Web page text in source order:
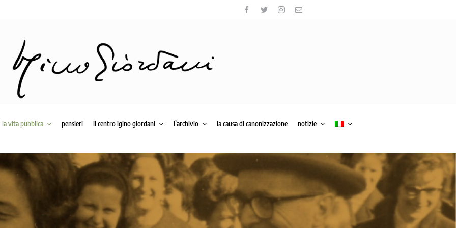
la vita pubblica pensieri il centro igino giordani l’archivio la causa di canonizzazione notizie